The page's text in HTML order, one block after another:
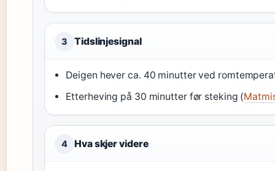
3 Tidslinjesignal
Deigen hever ca. 40 minutter ved
Etterheving på 30 minutter før steking (
4 Hva skjer videre